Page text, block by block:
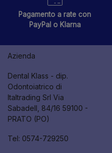
Pagamento a rate con
PayPal o Klarna
Azienda
Dental Klass - dip.
Odontoiatrico di
Italtrading Srl Via
Sabadell, 84/16 59100 -
PRATO (PO)
Tel: 0574-729250